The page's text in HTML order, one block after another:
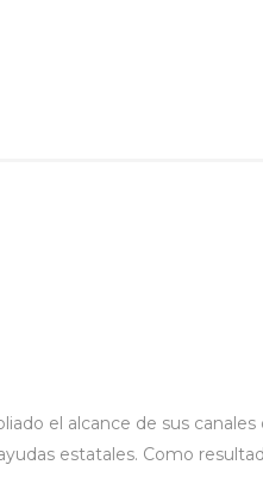
el alcance de sus
estatales. Como